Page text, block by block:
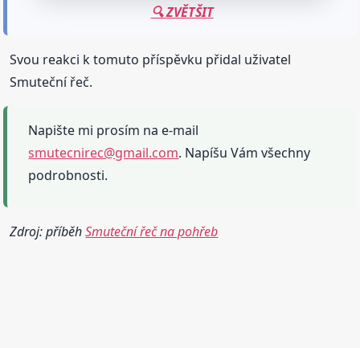
🔍 ZVĚTŠIT
Svou reakci k tomuto příspěvku přidal uživatel
Smuteční řeč.
Napište mi prosím na e-mail
smutecnirec@gmail.com. Napíšu Vám všechny
podrobnosti.
Zdroj: příběhSmuteční řeč na pohřeb